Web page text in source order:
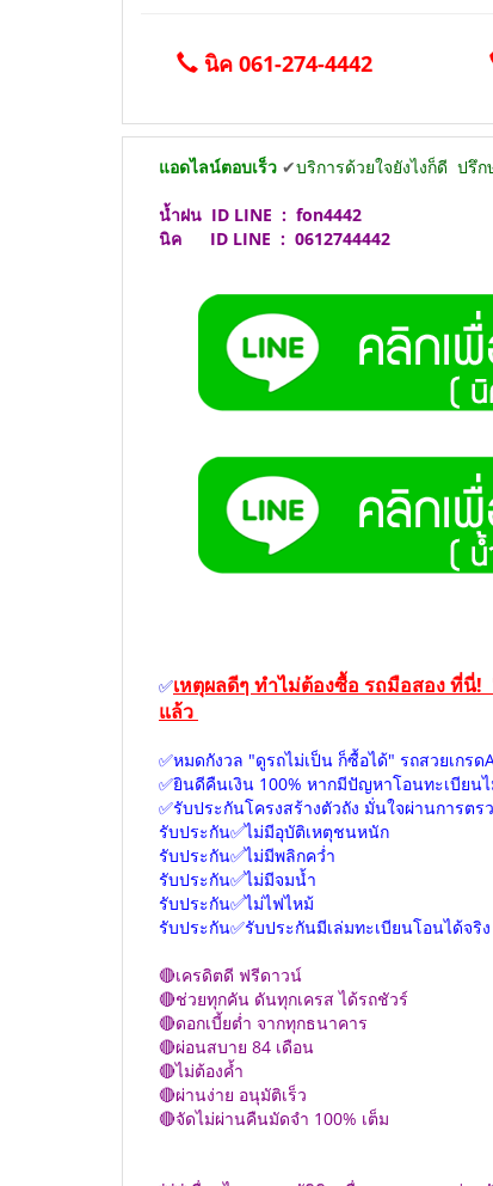
นิค 061-274-4442
แอดไลน์ตอบเร็ว ✔บริการด้วยใจยังไงก็ดี ปรึก
น้ำฝน ID LINE : fon4442
นิค ID LINE : 0612744442
✅เหตุผลดีๆ ทำไม่ต้องซื้อ รถมือสอง ที่นี่!
แล้ว
✅หมดกังวล "ดูรถไม่เป็น ก็ซื้อได้" รถสวยเกร
✅ยินดีคืนเงิน 100% หากมีปัญหาโอนทะเบียน
✅รับประกันโครงสร้างตัวถัง มั่นใจผ่านการตร
รับประกัน✅ไม่มีอุบัติเหตุชนหนัก
รับประกัน✅ไม่มีพลิกคว่ำ
รับประกัน✅ไม่มีจมน้ำ
รับประกัน✅ไม่ไฟไหม้
รับประกัน✅รับประกันมีเล่มทะเบียนโอนได้จริง
🔴เครดิตดี ฟรีดาวน์
🔴ช่วยทุกคัน ดันทุกเครส ได้รถชัวร์
🔴ดอกเบี้ยต่ำ จากทุกธนาคาร
🔴ผ่อนสบาย 84 เดือน
🔴ไม่ต้องค้ำ
🔴ผ่านง่าย อนุมัติเร็ว
🔴จัดไม่ผ่านคืนมัดจำ 100% เต็ม